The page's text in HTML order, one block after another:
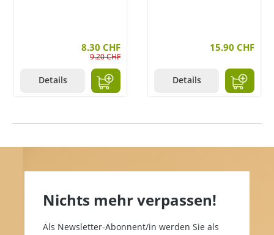
8.30 CHF
9.20 CHF
Details
15.90 CHF
Details
Nichts mehr verpassen!
Als Newsletter-Abonnent/in werden Sie als